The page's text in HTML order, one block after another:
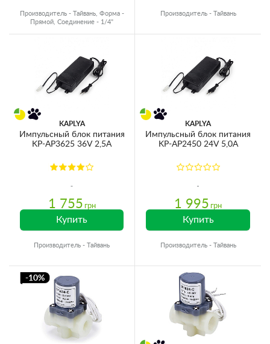
Производитель - Тайвань, Форма -
Прямой, Соединение - 1/4"
Производитель - Тайвань
KAPLYA
Импульсный блок питания
KP-AP3625 36V 2,5A
1 755 грн
Купить
Производитель - Тайвань
KAPLYA
Импульсный блок питания
KP-AP2450 24V 5,0A
1 995 грн
Купить
Производитель - Тайвань
-10%